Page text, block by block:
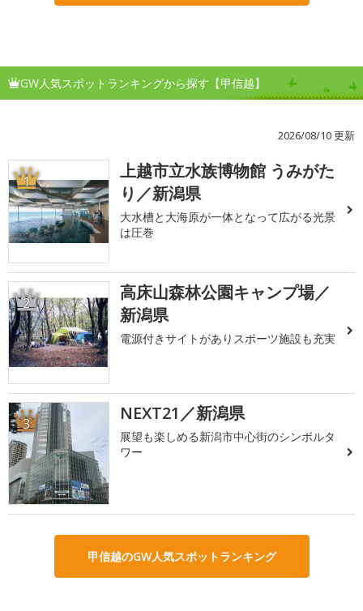
GW人気スポットランキングから探す【甲信越】
2026/08/10 更新
1
上越市立水族博物館 うみがた
り／新潟県
大水槽と大海原が一体となって広がる光景
は圧巻
2
高床山森林公園キャンプ場／
新潟県
電源付きサイトがありスポーツ施設も充実
3 NEXT21／新潟県
展望も楽しめる新潟市中心街のシンボルタ
ワー
甲信越のGW人気スポットランキング